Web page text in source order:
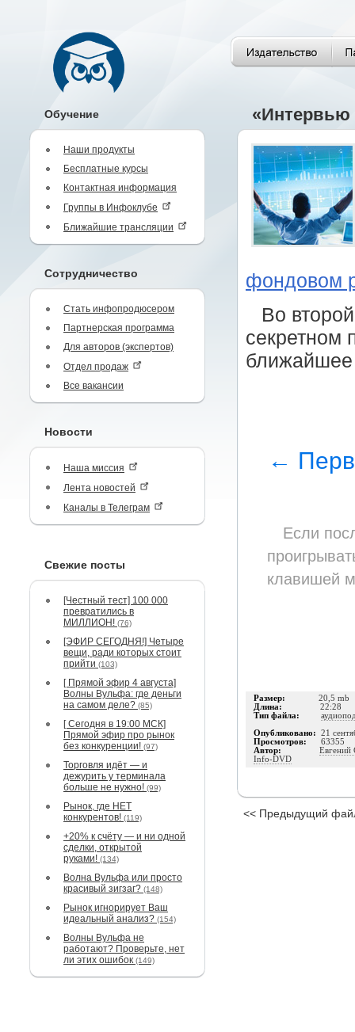
Обучение
Наши продукты
Бесплатные курсы
Контактная информация
Группы в Инфоклубе
Ближайшие трансляции
Сотрудничество
Стать инфопродюсером
Партнерская программа
Для авторов (экспертов)
Отдел продаж
Все вакансии
Новости
Наша миссия
Лента новостей
Каналы в Телеграм
Свежие посты
[Честный тест] 100 000
превратились в
МИЛЛИОН! (76)
[ЭФИР СЕГОДНЯ!] Четыре
вещи, ради которых стоит
прийти (103)
[ Прямой эфир 4 августа]
Волны Вульфа: где деньги
на самом деле? (85)
[ Сегодня в 19:00 МСК]
Прямой эфир про рынок
без конкуренции! (97)
Торговля идёт — и
дежурить у терминала
больше не нужно! (99)
Рынок, где НЕТ
конкурентов! (119)
+20% к счёту — и ни одной
сделки, открытой
руками! (134)
Волна Вульфа или просто
красивый зигзаг? (148)
Рынок игнорирует Ваш
идеальный анализ? (154)
Волны Вульфа не
работают? Проверьте, нет
ли этих ошибок (149)
«Интервью
фондовом
Во
секретном
←
Если
клавишей
Размер: 20,5 mb
Длина: 22:28
Тип файла:
Опубликовано: 21
Просмотров: 63355
Автор: Евгений
Info-DVD
<< Предыдущий